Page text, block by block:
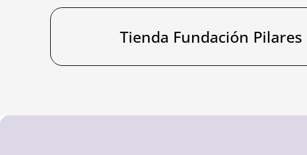
Tienda Fundación Pilares